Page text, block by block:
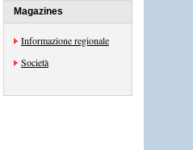
Magazines
Informazione regionale
Società